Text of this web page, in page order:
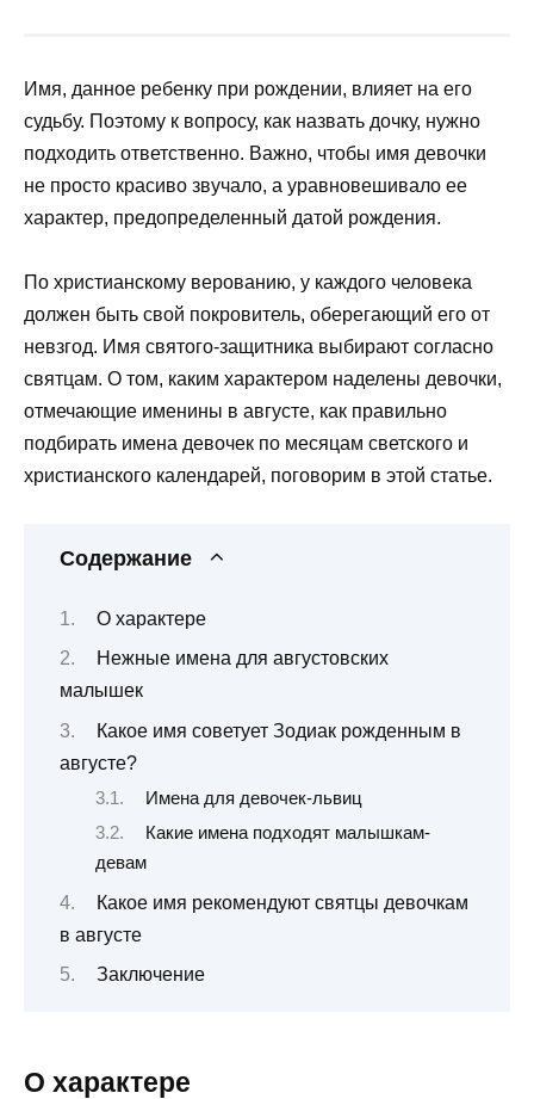
Имя, данное ребенку при рождении, влияет на его
судьбу. Поэтому к вопросу, как назвать дочку, нужно
подходить ответственно. Важно, чтобы имя девочки
не просто красиво звучало, а уравновешивало ее
характер, предопределенный датой рождения.
По христианскому верованию, у каждого человека
должен быть свой покровитель, оберегающий его от
невзгод. Имя святого-защитника выбирают согласно
святцам. О том, каким характером наделены девочки,
отмечающие именины в августе, как правильно
подбирать имена девочек по месяцам светского и
христианского календарей, поговорим в этой статье.
Содержание
О характере
Нежные имена для августовских
малышек
Какое имя советует Зодиак рожденным в
августе?
Имена для девочек-львиц
Какие имена подходят малышкам-
девам
Какое имя рекомендуют святцы девочкам
в августе
Заключение
О характере